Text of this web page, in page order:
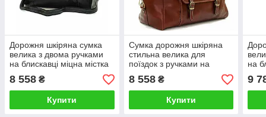
Дорожня шкіряна сумка
велика з двома ручками
на блискавці міцна містка
8 558 ₴
Купити
Сумка дорожня шкіряна
стильна велика для
поїздок з ручками на
коричнева
8 558₴
Купити
на
9